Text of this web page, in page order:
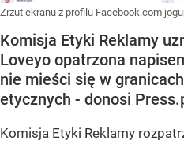
Zrzut ekranu z profilu Facebook.com
Komisja Etyki Reklamy
Loveyo opatrzona
nie mieści się w
etycznych - donosi
Komisja Etyki Reklamy